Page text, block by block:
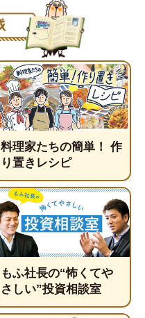
料理家たちの簡単！ 作
り置きレシピ
もふ社長の“怖くてや
さしい”投資相談室